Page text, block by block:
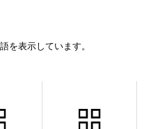
を表示しています。